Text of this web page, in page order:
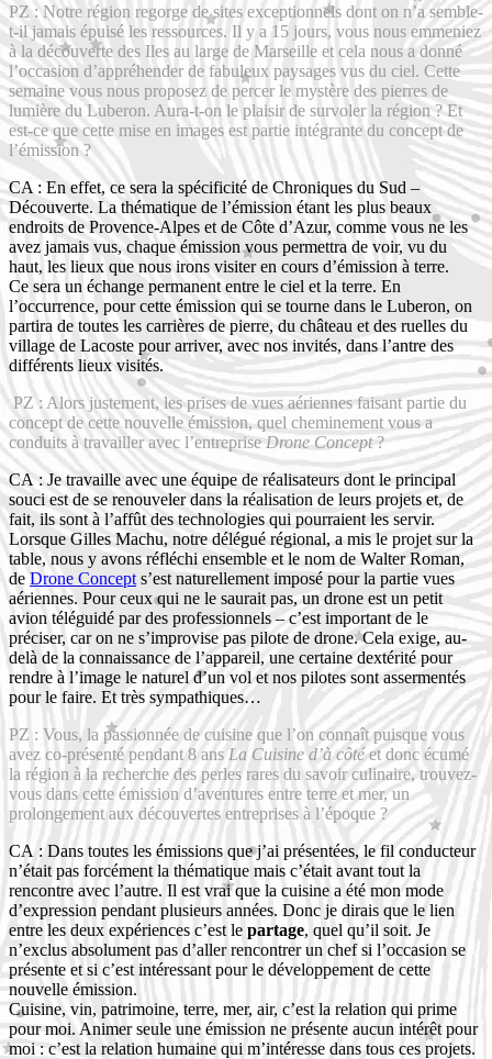
PZ : Notre région regorge de sites exceptionnels dont on n’a semble-
t-il jamais épuisé les ressources. Il y a 15 jours, vous nous emmeniez
à la découverte des Iles au large de Marseille et cela nous a donné
l’occasion d’appréhender de fabuleux paysages vus du ciel. Cette
semaine vous nous proposez de percer le mystère des pierres de
lumière du Luberon. Aura-t-on le plaisir de survoler la région ? Et
est-ce que cette mise en images est partie intégrante du concept de
l’émission ?
CA : En effet, ce sera la spécificité de Chroniques du Sud –
Découverte. La thématique de l’émission étant les plus beaux
endroits de Provence-Alpes et de Côte d’Azur, comme vous ne les
avez jamais vus, chaque émission vous permettra de voir, vu du
haut, les lieux que nous irons visiter en cours d’émission à terre.
Ce sera un échange permanent entre le ciel et la terre. En
l’occurrence, pour cette émission qui se tourne dans le Luberon, on
partira de toutes les carrières de pierre, du château et des ruelles du
village de Lacoste pour arriver, avec nos invités, dans l’antre des
différents lieux visités.
PZ : Alors justement, les prises de vues aériennes faisant partie du
concept de cette nouvelle émission, quel cheminement vous a
conduits à travailler avec l’entrepriseDrone Concept?
CA : Je travaille avec une équipe de réalisateurs dont le principal
souci est de se renouveler dans la réalisation de leurs projets et, de
fait, ils sont à l’affût des technologies qui pourraient les servir.
Lorsque Gilles Machu, notre délégué régional, a mis le projet sur la
table, nous y avons réfléchi ensemble et le nom de Walter Roman,
de Drone Concept s’est naturellement imposé pour la partie vues
aériennes. Pour ceux qui ne le saurait pas, un drone est un petit
avion téléguidé par des professionnels – c’est important de le
préciser, car on ne s’improvise pas pilote de drone. Cela exige, au-
delà de la connaissance de l’appareil, une certaine dextérité pour
rendre à l’image le naturel d’un vol et nos pilotes sont assermentés
pour le faire. Et très sympathiques…
PZ : Vous, la passionnée de cuisine que l’on connaît puisque vous
avez co-présenté pendant 8 ansLa Cuisine d’à côtéet donc écumé
la région à la recherche des perles rares du savoir culinaire, trouvez-
vous dans cette émission d’aventures entre terre et mer, un
prolongement aux découvertes entreprises à l’époque ?
CA : Dans toutes les émissions que j’ai présentées, le fil conducteur
n’était pas forcément la thématique mais c’était avant tout la
rencontre avec l’autre. Il est vrai que la cuisine a été mon mode
d’expression pendant plusieurs années. Donc je dirais que le lien
entre les deux expériences c’est le partage, quel qu’il soit. Je
n’exclus absolument pas d’aller rencontrer un chef si l’occasion se
présente et si c’est intéressant pour le développement de cette
nouvelle émission.
Cuisine, vin, patrimoine, terre, mer, air, c’est la relation qui prime
pour moi. Animer seule une émission ne présente aucun intérêt pour
moi : c’est la relation humaine qui m’intéresse dans tous ces projets.